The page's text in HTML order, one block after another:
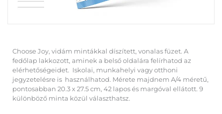
Choose Joy, vidám mintákkal díszített, vonalas füzet. A
fedőlap lakkozott, aminek a belső oldalára felírhatod az
elérhetőségeidet. Iskolai, munkahelyi vagy otthoni
jegyzetelésre is használhatod. Mérete majdnem A/4 méretű,
pontosabban 20.3 x 27.5 cm, 42 lapos és margóval ellátott. 9
különböző minta közül választhatsz.